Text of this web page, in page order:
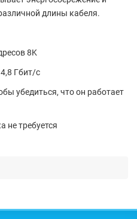
длины кабеля.
8K
Гбит/с
убедиться, что он работает
не требуется